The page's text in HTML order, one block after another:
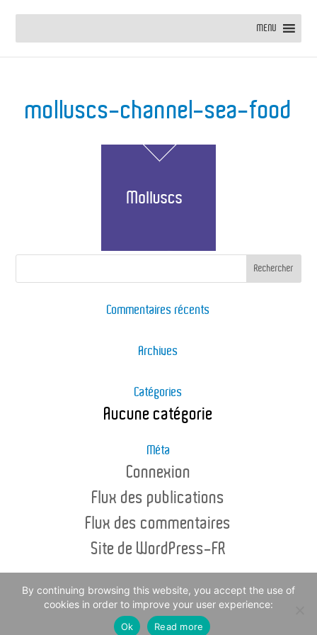
MENU
molluscs-channel-sea-food
Commentaires récents
Archives
Catégories
Aucune catégorie
Méta
Connexion
Flux des publications
Flux des commentaires
Site de WordPress-FR
© Copyright - Channel Sea Food 2016 - Legal Notice
By continuing browsing this website, you accept the use of
cookies in order to improve your user experience:
Ok Read more